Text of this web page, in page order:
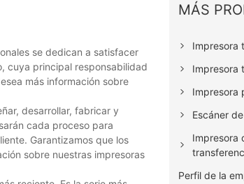
se dedican a satisfacer
cuya principal responsabilidad
más información sobre
desarrollar, fabricar y
cada proceso para
Garantizamos que los
sobre nuestras impresoras
MÁS
Impresora
Impresora
Impresora
Escáner
Impresora
Perfil de la